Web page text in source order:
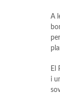
A
El
i